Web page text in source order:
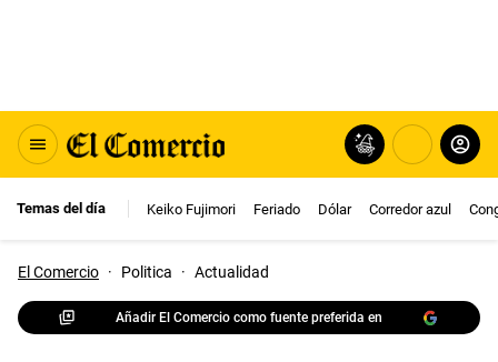
Temas del día Keiko Fujimori Feriado Dólar Corredor azul
El Comercio · Politica · Actualidad
Añadir El Comercio como fuente preferida en